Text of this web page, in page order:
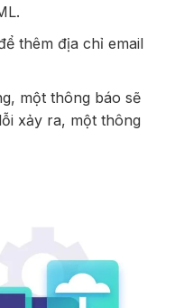
thêm địa chỉ email
một thông báo sẽ
xảy ra, một thông